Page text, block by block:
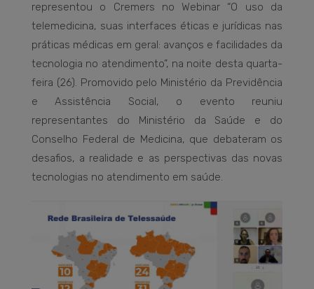
representou o Cremers no Webinar “O uso da
telemedicina, suas interfaces éticas e jurídicas nas
práticas médicas em geral: avanços e facilidades da
tecnologia no atendimento”, na noite desta quarta-
feira (26). Promovido pelo Ministério da Previdência
e Assistência Social, o evento reuniu
representantes do Ministério da Saúde e do
Conselho Federal de Medicina, que debateram os
desafios, a realidade e as perspectivas das novas
tecnologias no atendimento em saúde.